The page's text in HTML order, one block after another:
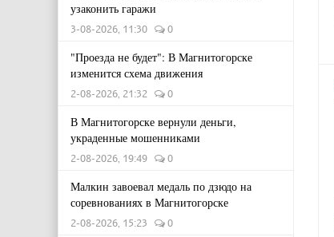
узаконить гаражи
3-08-2026, 11:30 0
"Проезда не будет": В Магнитогорске
изменится схема движения
2-08-2026, 21:32 0
В Магнитогорске вернули деньги,
украденные мошенниками
2-08-2026, 19:49 0
Малкин завоевал медаль по дзюдо на
соревнованиях в Магнитогорске
2-08-2026, 15:23 0